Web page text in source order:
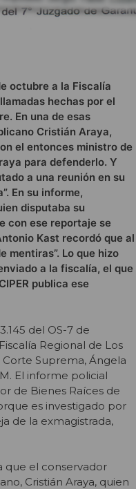
octubre a la Fiscalía
hechas por el
En una de esas
Cristián Araya,
el entonces ministro de
para defenderlo. Y
a una reunión en su
En su informe,
disputaba su
con ese reportaje se
Kast recordó que al
mentiras”. Lo que hizo
a la fiscalía, el que
publica ese
del OS-7 de
Regional de Los
Suprema, Ángela
El informe policial
de Bienes Raíces de
es investigado por
de la exmagistrada,
que el conservador
Cristián Araya, quien